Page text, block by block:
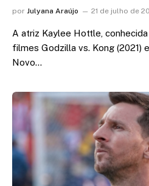
por Julyana Araújo 21 de julho de
A atriz Kaylee Hottle,
filmes Godzilla vs. Kong (2021)
Novo…